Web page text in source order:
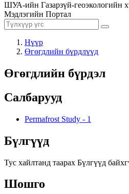
ШУА-ийн Газарзүй-геоэкологийн
Мэдлэгийн Портал
Нүүр
Өгөгдлийн бүрдлүүд
Өгөгдлийн бүрдэл
Салбарууд
Permafrost Study - 1
Бүлгүүд
Тус хайлтанд таарах Бүлгүүд
Шошго